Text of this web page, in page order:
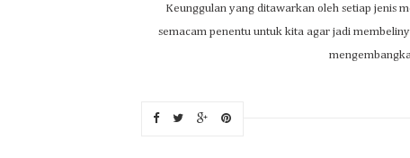
Keunggulan yang ditawarkan oleh setiap jenis
semacam penentu untuk kita agar jadi